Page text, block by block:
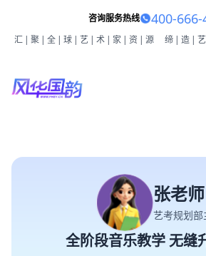
咨询服务热线 400-666-
汇|聚|全|球|艺|术|家|资|源 缔|造|
张老师
艺考规划部
全阶段音乐教学 无缝